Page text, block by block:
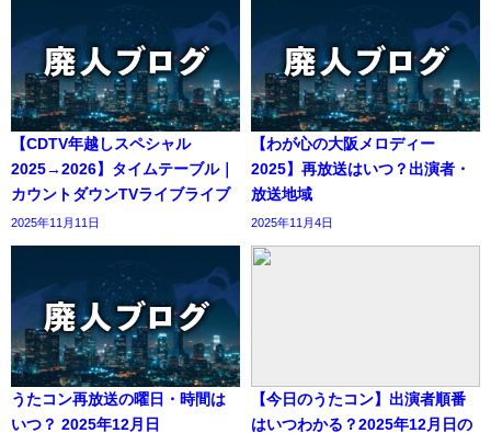
【CDTV年越しスペシャル
2025→2026】タイムテーブル｜
カウントダウンTVライブライブ
2025年11月11日
【わが心の大阪メロディー
2025】再放送はいつ？出演者・
放送地域
2025年11月4日
うたコン再放送の曜日・時間は
いつ？ 2025年12月日
【今日のうたコン】出演者順番
はいつわかる？2025年12月日の